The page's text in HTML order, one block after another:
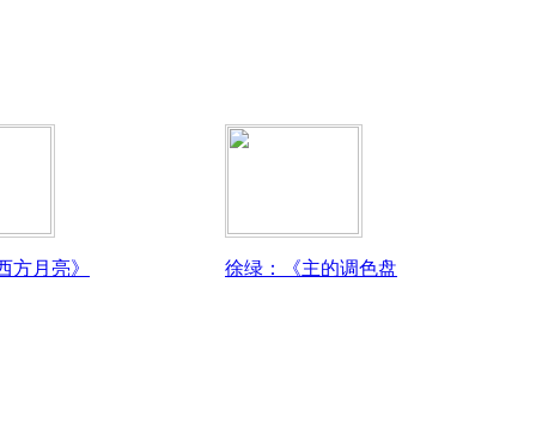
方月亮》 徐绿：《主的调色盘